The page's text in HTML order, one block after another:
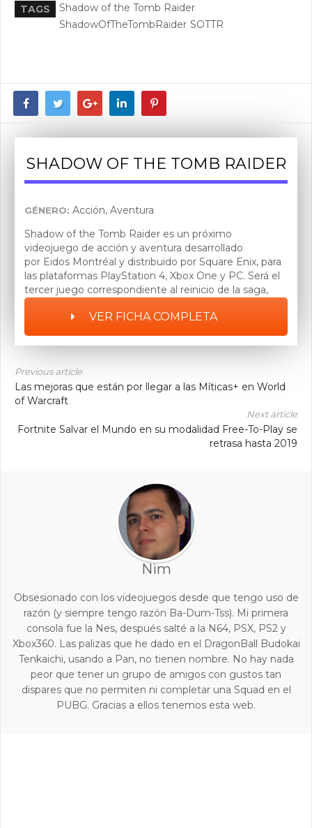
TAGS
Shadow of the Tomb Raider
ShadowOfTheTombRaider SOTTR
SHADOW OF THE TOMB RAIDER
GÉNERO: Acción, Aventura
Shadow of the Tomb Raider es un próximo
videojuego de acción y aventura desarrollado
por Eidos Montréal y distribuido por Square Enix, para
las plataformas PlayStation 4, Xbox One y PC. Será el
tercer juego correspondiente al reinicio de la saga,
que comenzó con Tomb Raider de 2013 y continuó
con Rise of the Tomb Raider.
VER FICHA COMPLETA
Previous article
Las mejoras que están por llegar a las Míticas+ en World
of Warcraft
Next article
Fortnite Salvar el Mundo en su modalidad Free-To-Play se
retrasa hasta 2019
Nim
Obsesionado con los videojuegos desde que tengo uso de
razón (y siempre tengo razón Ba-Dum-Tss). Mi primera
consola fue la Nes, después salté a la N64, PSX, PS2 y
Xbox360. Las palizas que he dado en el DragonBall Budokai
Tenkaichi, usando a Pan, no tienen nombre. No hay nada
peor que tener un grupo de amigos con gustos tan
dispares que no permiten ni completar una Squad en el
PUBG. Gracias a ellos tenemos esta web.